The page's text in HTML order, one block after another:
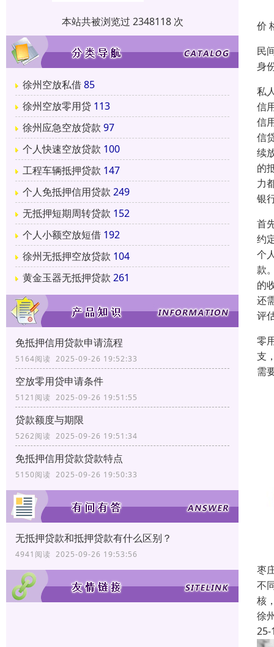
本站共被浏览过 2348118 次
徐州空放私借85
徐州空放零用贷 113
徐州应急空放贷款 97
个人快速空放贷款 100
工程车辆抵押贷款 147
个人免抵押信用贷款 249
无抵押短期周转贷款 152
个人小额空放短借 192
徐州无抵押空放贷款 104
黄金玉器无抵押贷款 261
免抵押信用贷款申请流程
5164阅读 2025-09-26 19:52:33
空放零用贷申请条件
5121阅读 2025-09-26 19:51:55
贷款额度与期限
5262阅读 2025-09-26 19:51:34
免抵押信用贷款贷款特点
5150阅读 2025-09-26 19:50:33
无抵押贷款和抵押贷款有什么区别？
4941阅读 2025-09-26 19:53:56
价
民
身
私
信
信
信
续
的
力
银
首
约
个
款
的
还
评
零
支
需
枣
不
核
徐
25-